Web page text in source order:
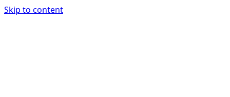
Skip to content